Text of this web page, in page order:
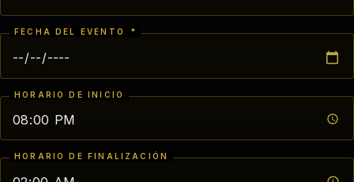
FECHA DEL EVENTO *
HORARIO DE INICIO
HORARIO DE FINALIZACIÓN